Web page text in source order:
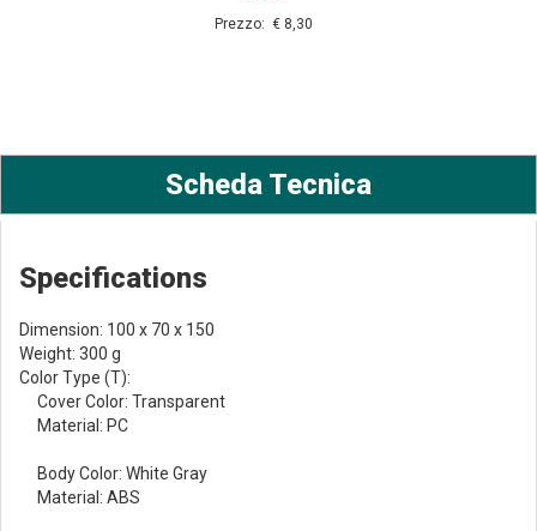
Prezzo: € 8,30
Scheda Tecnica
Specifications
Dimension: 100 x 70 x 150
Weight: 300 g
Color Type (T):
Cover Color: Transparent
Material: PC
Body Color: White Gray
Material: ABS